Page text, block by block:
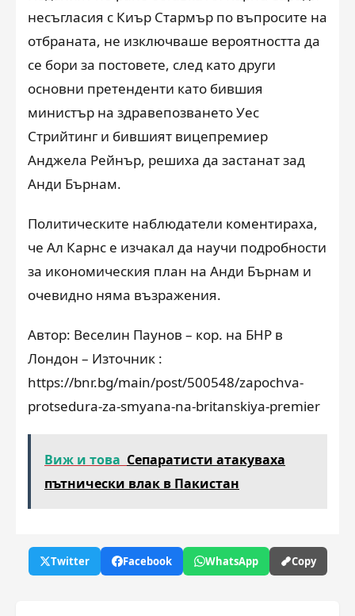
несъгласия с Киър Стармър по въпросите на
отбраната, не изключваше вероятността да
се бори за постовете, след като други
основни претенденти като бившия
министър на здравепозването Уес
Стрийтинг и бившият вицепремиер
Анджела Рейнър, решиха да застанат зад
Анди Бърнам.
Политическите наблюдатели коментираха,
че Ал Карнс е изчакал да научи подробности
за икономическия план на Анди Бърнам и
очевидно няма възражения.
Автор: Веселин Паунов – кор. на БНР в
Лондон – Източник :
https://bnr.bg/main/post/500548/zapochva-
protsedura-za-smyana-na-britanskiya-premier
Виж и това Сепаратисти атакуваха
пътнически влак в Пакистан
Twitter Facebook WhatsApp Copy